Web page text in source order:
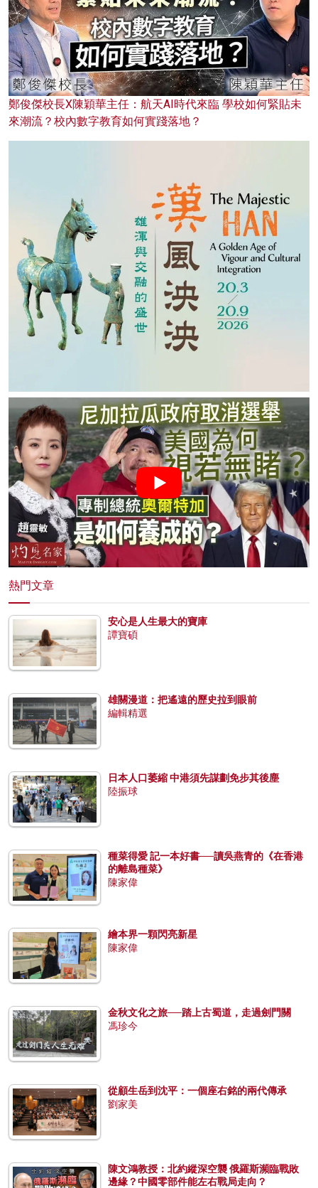
鄭俊傑校長X陳穎華主任：航天AI時代來臨 學校如何緊貼未
來潮流？校內數字教育如何實踐落地？
熱門文章
安心是人生最大的寶庫
譚寶碩
雄關漫道：把遙遠的歷史拉到眼前
編輯精選
日本人口萎縮 中港須先謀劃免步其後塵
陸振球
種菜得愛 記一本好書──讀吳燕青的《在香港
的離島種菜》
陳家偉
繪本界一顆閃亮新星
陳家偉
金秋文化之旅──踏上古蜀道，走過劍門關
馮珍今
從顧生岳到沈平：一個座右銘的兩代傳承
劉家美
陳文鴻教授：北約縱深空襲 俄羅斯瀕臨戰敗
邊緣？中國零部件能左右戰局走向？